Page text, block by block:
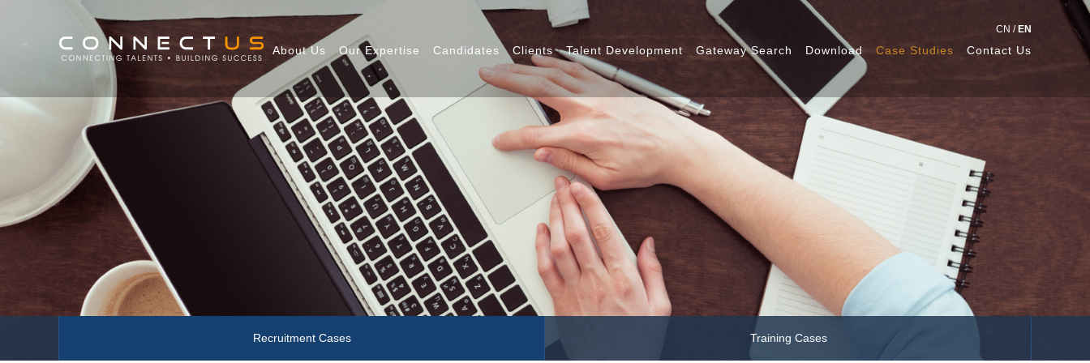
CN / EN
About Us Our Expertise Candidates Clients Talent Development Gateway Search Download Case Studies Contact Us
Recruitment Cases Training Cases